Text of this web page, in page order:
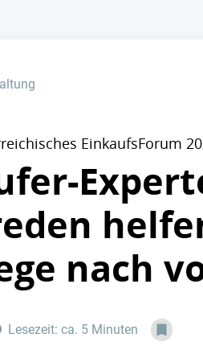
EinkaufsForum
nach
Lesezeit: ca. 5 Minuten